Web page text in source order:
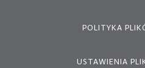
POLITYKA
USTAWIENIA